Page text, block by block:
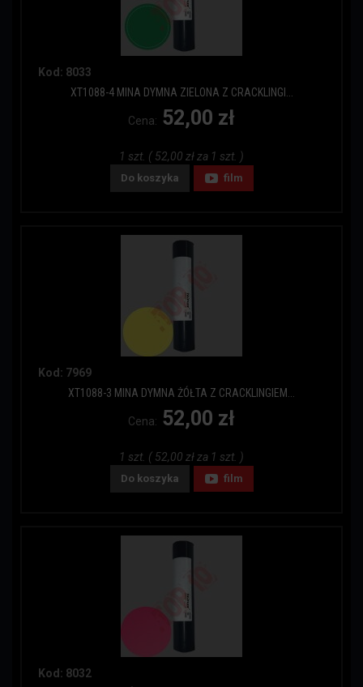
Kod: 8033
XT1088-4 MINA DYMNA ZIELONA Z CRACKLINGI...
Cena: 52,00 zł
1 szt. ( 52,00 zł za 1 szt. )
Do koszyka film
Kod: 7969
XT1088-3 MINA DYMNA ŻÓŁTA Z CRACKLINGIEM...
Cena: 52,00 zł
1 szt. ( 52,00 zł za 1 szt. )
Do koszyka film
Kod: 8032